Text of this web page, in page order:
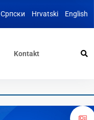
Српски Hrvatski English
Kontakt